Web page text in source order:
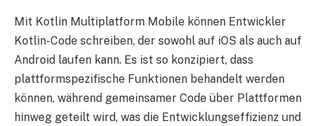
Mit Kotlin Multiplatform Mobile können Entwickler
Kotlin-Code schreiben, der sowohl auf iOS als auch auf
Android laufen kann. Es ist so konzipiert, dass
plattformspezifische Funktionen behandelt werden
können, während gemeinsamer Code über Plattformen
hinweg geteilt wird, was die Entwicklungseffizienz und